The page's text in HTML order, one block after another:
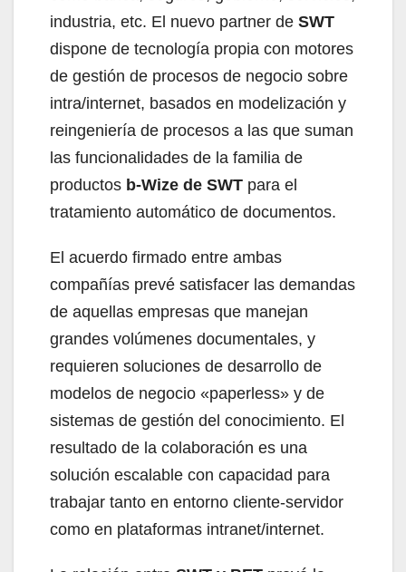
industria, etc. El nuevo partner de SWT
dispone de tecnología propia con motores
de gestión de procesos de negocio sobre
intra/internet, basados en modelización y
reingeniería de procesos a las que suman
las funcionalidades de la familia de
productos b-Wize de SWT para el
tratamiento automático de documentos.
El acuerdo firmado entre ambas
compañías prevé satisfacer las demandas
de aquellas empresas que manejan
grandes volúmenes documentales, y
requieren soluciones de desarrollo de
modelos de negocio «paperless» y de
sistemas de gestión del conocimiento. El
resultado de la colaboración es una
solución escalable con capacidad para
trabajar tanto en entorno cliente-servidor
como en plataformas intranet/internet.